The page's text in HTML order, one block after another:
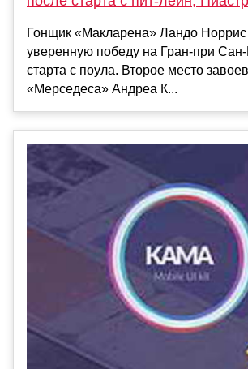
Гонщик «Макларена» Ландо
уверенную победу на Гран-при
старта с поула. Второе место
«Мерседеса» Андреа К...